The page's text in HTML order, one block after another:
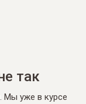
так
Мы уже в курсе